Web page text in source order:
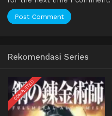
Rekomendasi Series
COMPLETED